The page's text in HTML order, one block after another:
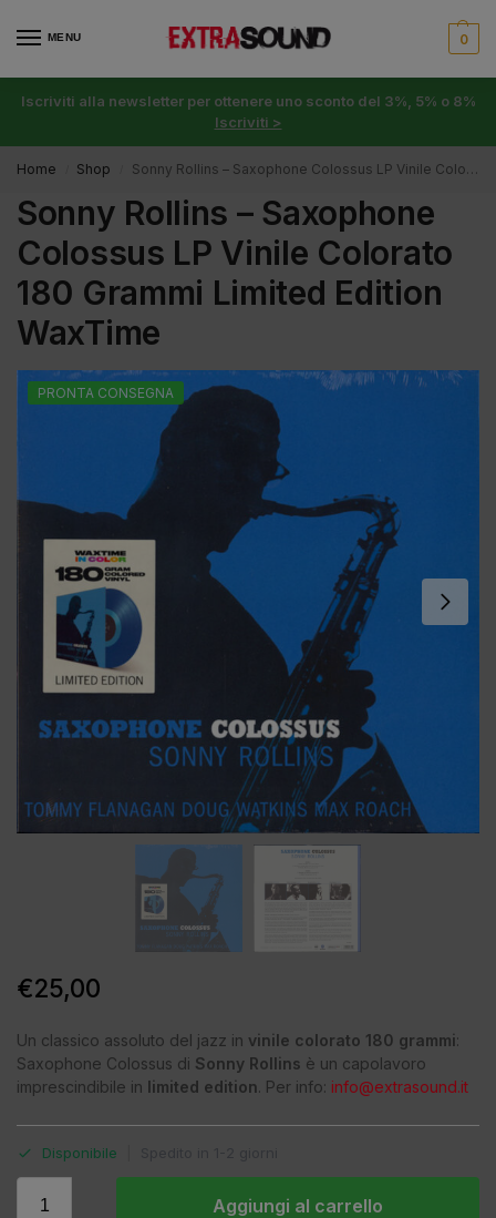
MENU 0
Iscriviti alla newsletter per ottenere uno sconto del 3%, 5% o 8%
Iscriviti >
Home Shop Sonny Rollins – Saxophone Colossus LP Vinile Colorato 180 Grammi Limited Edition WaxTime
Sonny Rollins – Saxophone
Colossus LP Vinile Colorato
180 Grammi Limited Edition
WaxTime
PRONTA CONSEGNA
€25,00
Un classico assoluto del jazz in vinile colorato 180 grammi:
Saxophone Colossus di Sonny Rollins è un capolavoro
imprescindibile in limited edition. Per info: info@extrasound.it
Disponibile
Aggiungi al carrello